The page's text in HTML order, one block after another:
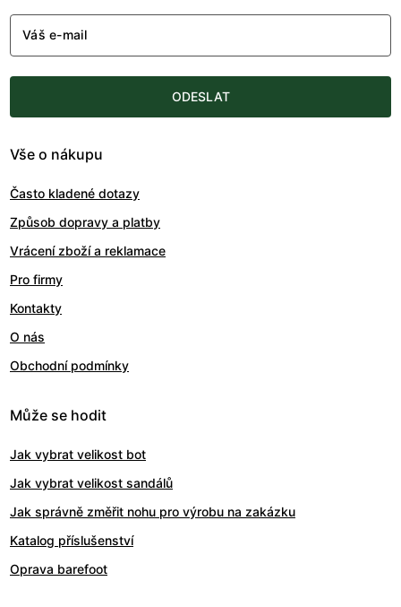
Váš e-mail
ODESLAT
Vše o nákupu
Často kladené dotazy
Způsob dopravy a platby
Vrácení zboží a reklamace
Pro firmy
Kontakty
O nás
Obchodní podmínky
Může se hodit
Jak vybrat velikost bot
Jak vybrat velikost sandálů
Jak správně změřit nohu pro výrobu na zakázku
Katalog příslušenství
Oprava barefoot